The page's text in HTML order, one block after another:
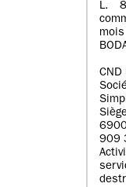
L.
CND
909